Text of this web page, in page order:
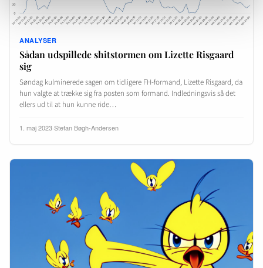
ANALYSER
Sådan udspillede shitstormen om Lizette Risgaard
sig
Søndag kulminerede sagen om tidligere FH-formand, Lizette Risgaard, da
hun valgte at trække sig fra posten som formand. Indledningsvis så det
ellers ud til at hun kunne ride…
1. maj 2023·Stefan Bøgh-Andersen